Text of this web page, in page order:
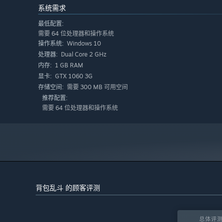
休闲模式：不限时没烦恼
排名模式：与旗鼓相当的对手切磋拿分，想怎么玩就怎么
系统需求
最低配置:
需要 64 位处理器和操作系统
操作系统: Windows 10
处理器: Dual Core 2 GHz
内存: 1 GB RAM
显卡: GTX 1060 3G
存储空间: 需要 300 MB 可用空间
推荐配置:
需要 64 位处理器和操作系统
背包乱斗 的顾客评测
总体评